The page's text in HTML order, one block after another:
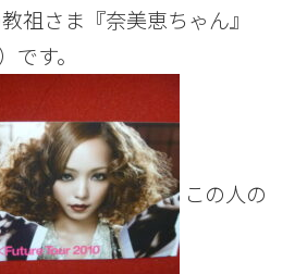
祖さま『奈美恵ちゃん』
です。
この人の